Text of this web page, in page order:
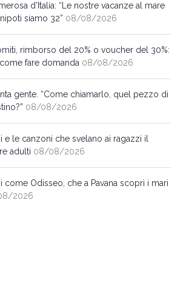
d’Italia: “Le nostre vacanze al mare
siamo 32” 08/08/2026
rimborso del 20% o voucher del 30%:
fare domanda 08/08/2026
gente. “Come chiamarlo, quel pezzo di
08/08/2026
e le canzoni che svelano ai ragazzi il
adulti 08/08/2026
come Odisseo, che a Pavana scoprì i mari
2026